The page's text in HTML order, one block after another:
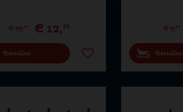
€ 13,99 € 12,59
Bestellen
€ 9,99
Bestellen